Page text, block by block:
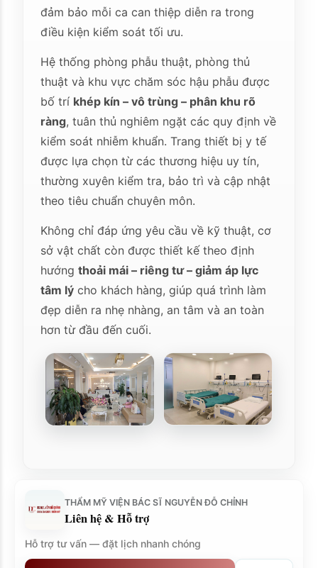
đảm bảo mỗi ca can thiệp diễn ra trong
điều kiện kiểm soát tối ưu.
Hệ thống phòng phẫu thuật, phòng thủ
thuật và khu vực chăm sóc hậu phẫu được
bố trí khép kín – vô trùng – phân khu rõ
ràng, tuân thủ nghiêm ngặt các quy định về
kiểm soát nhiễm khuẩn. Trang thiết bị y tế
được lựa chọn từ các thương hiệu uy tín,
thường xuyên kiểm tra, bảo trì và cập nhật
theo tiêu chuẩn chuyên môn.
Không chỉ đáp ứng yêu cầu về kỹ thuật, cơ
sở vật chất còn được thiết kế theo định
hướngthoải mái – riêng tư – giảm áp lực
tâm lý cho khách hàng, giúp quá trình làm
đẹp diễn ra nhẹ nhàng, an tâm và an toàn
hơn từ đầu đến cuối.
THẨM MỸ VIỆN BÁC SĨ NGUYỄN ĐỖ CHỈNH
Liên hệ & Hỗ trợ
Hỗ trợ tư vấn — đặt lịch nhanh chóng